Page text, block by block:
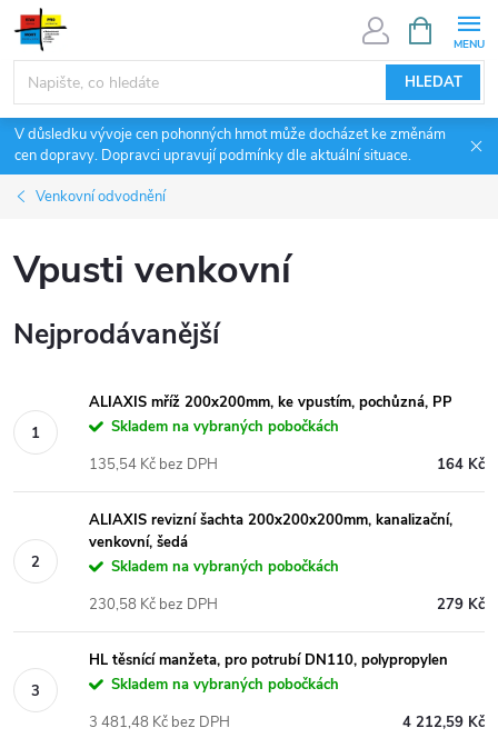
Přejít
obsah
HLEDAT
NÁKUPNÍ
KOŠÍK
V důsledku vývoje cen pohonných hmot může docházet ke změnám
cen dopravy. Dopravci upravují podmínky dle aktuální situace.
Venkovní odvodnění
Vpusti venkovní
Nejprodávanější
ALIAXIS mříž 200x200mm, ke vpustím, pochůzná, PP
Skladem na vybraných pobočkách
164 Kč
135,54 Kč bez DPH
ALIAXIS revizní šachta 200x200x200mm, kanalizační,
venkovní, šedá
Skladem na vybraných pobočkách
279 Kč
230,58 Kč bez DPH
HL těsnící manžeta, pro potrubí DN110, polypropylen
Skladem na vybraných pobočkách
4 212,59 Kč
3 481,48 Kč bez DPH